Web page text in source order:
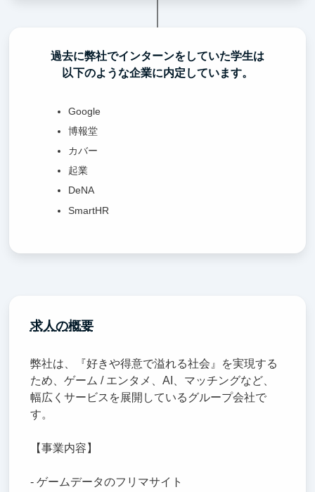
過去に弊社でインターンをしていた学生は
以下のような企業に内定しています。
Google
博報堂
カバー
起業
DeNA
SmartHR
求人の概要
弊社は、『好きや得意で溢れる社会』を実現する
ため、ゲーム / エンタメ、AI、マッチングなど、
幅広くサービスを展開しているグループ会社で
す。
【事業内容】
- ゲームデータのフリマサイト